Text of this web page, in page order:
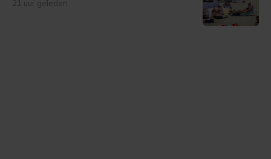
21 uur geleden